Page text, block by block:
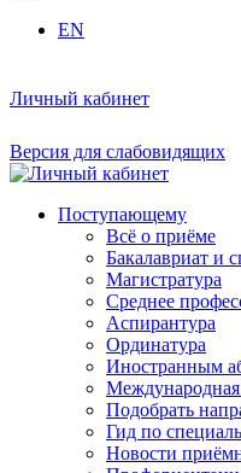
EN
Личный кабинет
Версия для слабовидящих
Поступающему
Всё о приёме
Бакалавриат и
Магистратура
Среднее
Аспирантура
Ординатура
Иностранным
Подобрать
Гид по
Новости